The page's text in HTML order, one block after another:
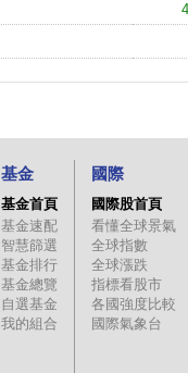
基金
基金首頁
基金速配
智慧篩選
基金排行
基金總覽
自選基金
我的組合
國際
國際股首頁
看懂全球景氣
全球指數
全球漲跌
指標看股市
各國強度比較
國際氣象台